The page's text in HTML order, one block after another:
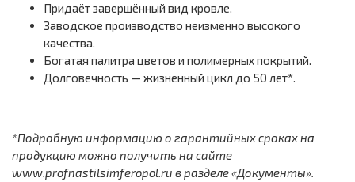
Придаёт завершённый вид кровле.
Заводское производство неизменно высокого
качества.
Богатая палитра цветов и полимерных покрытий.
Долговечность — жизненный цикл до 50 лет*.
*Подробную информацию о гарантийных сроках на
продукцию можно получить на сайте
www.profnastilsimferopol.ru в разделе «Документы».